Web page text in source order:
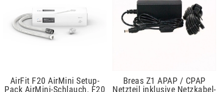
AirFit F20 AirMini Setup-
Pack AirMini-Schlauch, F20
Breas Z1 APAP / CPAP
Netzteil inklusive Netzkabel-